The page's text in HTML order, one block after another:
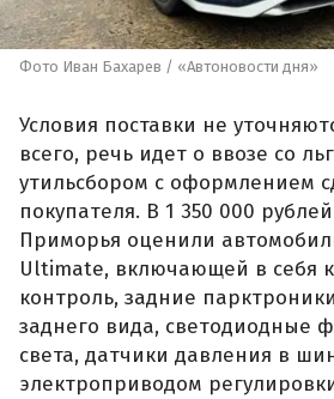
Фото Иван Бахарев / «Автоновости дня»
Условия поставки не
всего, речь идет о ввозе со
утильсбором с оформлением
покупателя. В 1 350 000
Приморья оценили
Ultimate, включающей в себя
контроль, задние
заднего вида, светодиодные
света, датчики давления в
электроприводом